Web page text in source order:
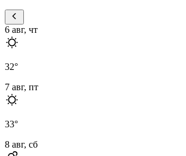
6 авг, чт
32°
7 авг, пт
33°
8 авг, сб